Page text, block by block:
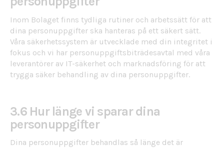
Inom Bolaget finns tydliga rutiner och arbetssätt för att
dina personuppgifter ska hanteras på ett säkert sätt.
Våra säkerhetssystem är utvecklade med din integritet i
fokus och vi har personuppgiftsbiträdesavtal med våra
leverantörer av IT-säkerhet och marknadsföring för att
trygga säker behandling av dina personuppgifter.
3.6 Hur länge vi sparar dina
personuppgifter
Dina personuppgifter behandlas så länge det är